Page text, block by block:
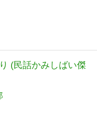
(民話かみしばい傑